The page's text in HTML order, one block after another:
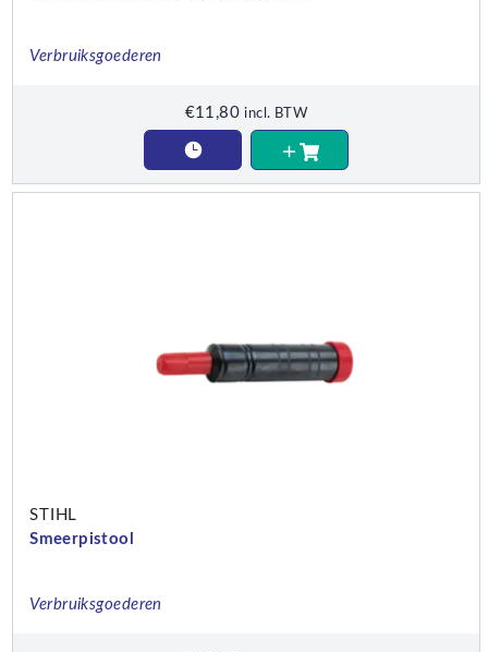
Verbruiksgoederen
€11,80 incl. BTW
STIHL
Smeerpistool
Verbruiksgoederen